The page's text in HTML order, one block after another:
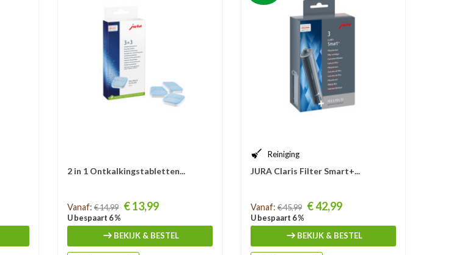
2 in 1 Ontkalkingstabletten...
Prijs
Vanaf: € 14,99 € 13,99
U bespaart 6 %
BEKIJK & BESTEL
Reiniging
JURA Claris Filter Smart+...
Prijs
Vanaf: € 45,99 € 42,99
U bespaart 6 %
BEKIJK & BESTEL